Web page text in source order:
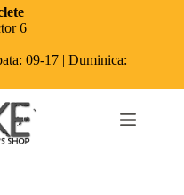
6
09-17 | Duminica: